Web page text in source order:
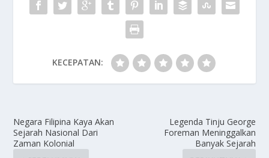
KECEPATAN:
Negara Filipina Kaya Akan
Sejarah Nasional Dari
Zaman Kolonial
Legenda Tinju George
Foreman Meninggalkan
Banyak Sejarah